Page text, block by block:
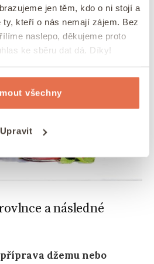
jen těm, kdo o ni stojí a
kteří o nás nemají zájem. Bez
naslepo, děkujeme proto
ke sběru dat dá. Díky!
všechny
Upravit
Lyofilizované ovoce aneb
a následné
příprava džemu nebo